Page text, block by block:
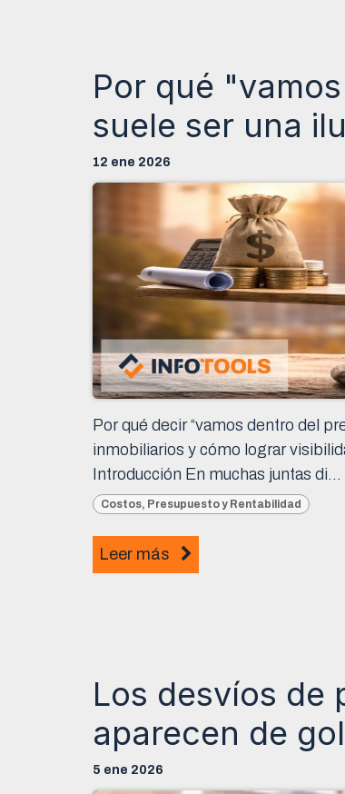
Por qué
suele ser una
12 ene 2026
Por qué decir “vamos dentro del
inmobiliarios y cómo lograr
Introducción En muchas juntas di...
Costos, Presupuesto y Rentabilidad
Leer más
Los desvíos de
aparecen de
5 ene 2026